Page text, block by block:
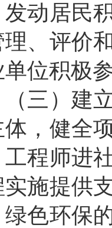
发动居民
理、评价
位积极
（三）建
体，健全
工程师进
实施提供
绿色环保